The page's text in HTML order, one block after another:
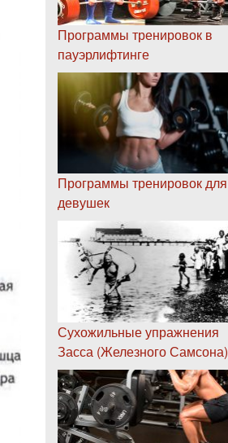
Программы тренировок в
пауэрлифтинге
Программы тренировок для
девушек
Сухожильные упражнения
Засса (Железного Самсона)